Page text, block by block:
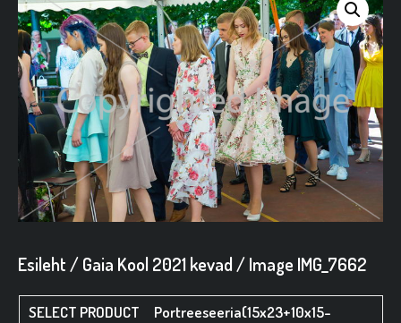
Esileht /Gaia Kool 2021 kevad / Image IMG_7662
Portreeseeria(15x23+10x15-